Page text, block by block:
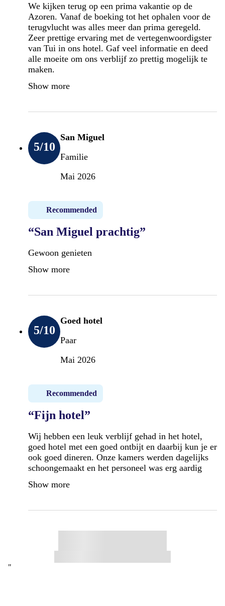
We kijken terug op een prima vakantie op de
Azoren. Vanaf de boeking tot het ophalen voor de
terugvlucht was alles meer dan prima geregeld.
Zeer prettige ervaring met de vertegenwoordigster
van Tui in ons hotel. Gaf veel informatie en deed
alle moeite om ons verblijf zo prettig mogelijk te
maken.
Show more
5/10
San Miguel
Familie
Mai 2026
Recommended
“San Miguel prachtig”
Gewoon genieten
Show more
5/10
Goed hotel
Paar
Mai 2026
Recommended
“Fijn hotel”
Wij hebben een leuk verblijf gehad in het hotel,
goed hotel met een goed ontbijt en daarbij kun je er
ook goed dineren. Onze kamers werden dagelijks
schoongemaakt en het personeel was erg aardig
Show more
"